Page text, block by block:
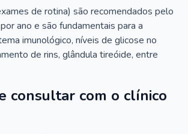
de rotina) são recomendados pelo
ano e são fundamentais para a
imunológico, níveis de glicose no
de rins, glândula tireóide, entre
consultar com o clínico